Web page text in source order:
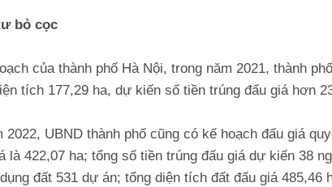
bỏ cọc
của thành phố Hà Nội, trong năm 2021, thành
tích 177,29 ha, dự kiến số tiền trúng đấu giá hơn
2022, UBND thành phố cũng có kế hoạch đấu giá
là 422,07 ha; tổng số tiền trúng đấu giá dự kiến 38
đất 531 dự án; tổng diện tích đất đấu giá 485,46